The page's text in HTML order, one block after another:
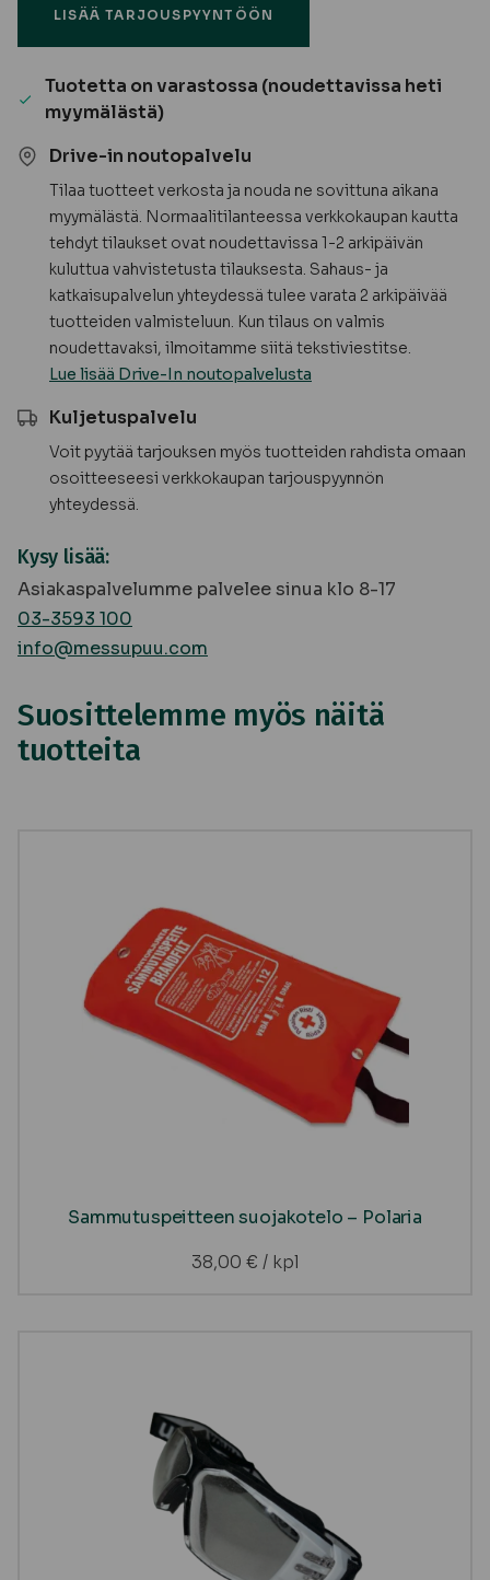
määräLISÄÄ TARJOUSPYYNTÖÖN
Tuotetta on varastossa (noudettavissa heti
myymälästä)
Drive-in noutopalvelu
Tilaa tuotteet verkosta ja nouda ne sovittuna aikana
myymälästä. Normaalitilanteessa verkkokaupan kautta
tehdyt tilaukset ovat noudettavissa 1-2 arkipäivän
kuluttua vahvistetusta tilauksesta. Sahaus- ja
katkaisupalvelun yhteydessä tulee varata 2 arkipäivää
tuotteiden valmisteluun. Kun tilaus on valmis
noudettavaksi, ilmoitamme siitä tekstiviestitse.
Lue lisää Drive-In noutopalvelusta
Kuljetuspalvelu
Voit pyytää tarjouksen myös tuotteiden rahdista omaan
osoitteeseesi verkkokaupan tarjouspyynnön
yhteydessä.
Kysy lisää:
Asiakaspalvelumme palvelee sinua klo 8-17
03-3593 100
info@messupuu.com
Suosittelemme myös näitä
tuotteita
Sammutuspeitteen suojakotelo – Polaria
38,00 € / kpl